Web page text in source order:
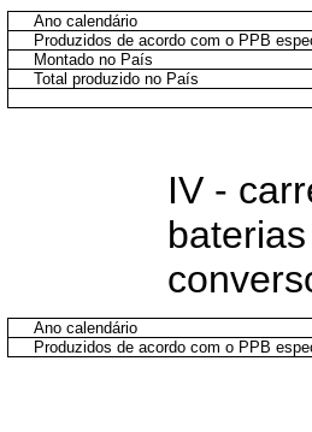
Ano calendário
Produzidos de acordo com o PPB
Montado no País
Total produzido no País
IV -
Ano calendário
Produzidos de acordo com o PPB